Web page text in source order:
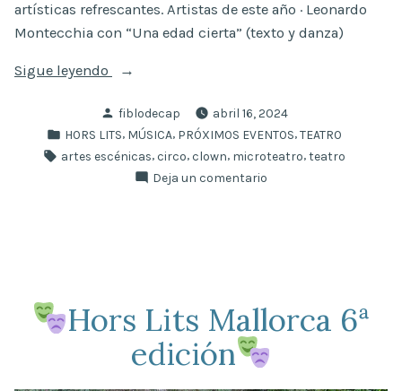
artísticas refrescantes. Artistas de este año · Leonardo
Montecchia con “Una edad cierta” (texto y danza)
Sigue leyendo
«7ª
de
Hors
Lits
Mallorca»
Publicado
por
fiblodecap
abril 16, 2024
Publicado
en
HORS LITS, MÚSICA, PRÓXIMOS EVENTOS,TEATRO
Etiquetas:
artes escénicas circo clown microteatro teatro
Deja un comentario
Hors Lits Mallorca 6ª
edición